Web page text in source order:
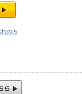
れの方